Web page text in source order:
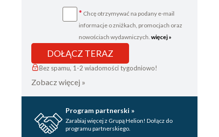
* Chcę otrzymywać na podany e-mail
informacje o zniżkach, promocjach oraz
nowościach wydawniczych. więcej »
DOŁĄCZ TERAZ
Bez spamu, 1-2 wiadomości tygodniowo!
Zobacz więcej »
Program partnerski »
Zarabiaj więcej z Grupą Helion! Dołącz do
programu partnerskiego.